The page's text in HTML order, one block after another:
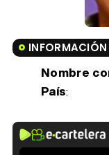
INFORMACIÓN
Nombre
País: